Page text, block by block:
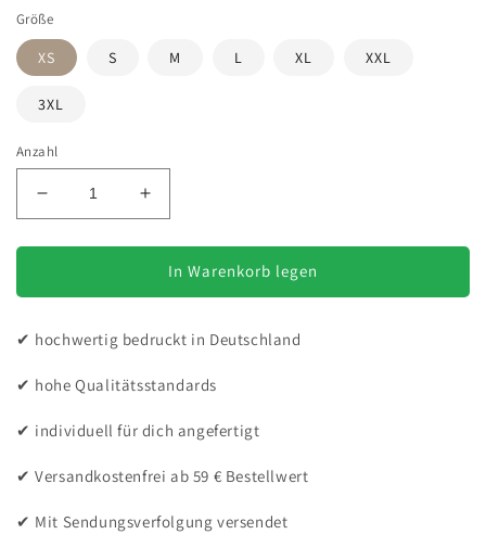
Größe
XS S M L XL XXL
3XL
Anzahl
Verringere
die
Menge
Labrador
Herz
T-
für
Dein
Erhöhe
die
Menge
Labrador
Herz
T-
für
Dein
In Warenkorb legen
✔ hochwertig bedruckt in Deutschland
✔ hohe Qualitätsstandards
✔ individuell für dich angefertigt
✔ Versandkostenfrei ab 59 € Bestellwert
✔ Mit Sendungsverfolgung versendet